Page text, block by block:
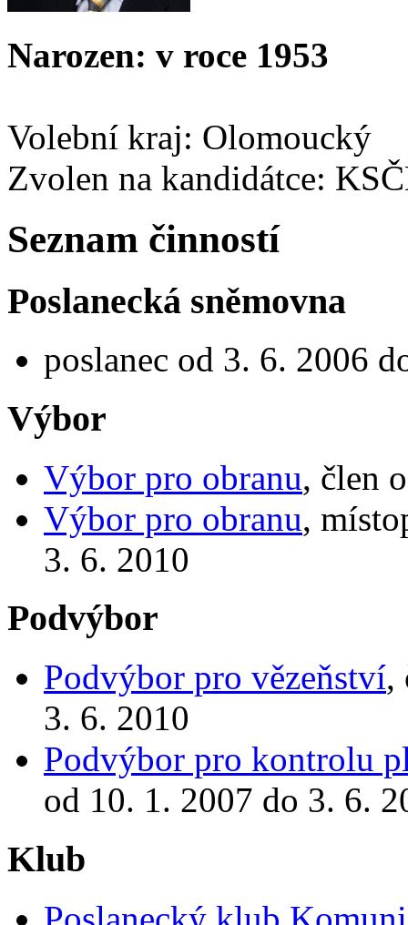
Narozen: v roce 1953
Volební kraj: Olomoucký
Zvolen na kandidátce:
Seznam činností
Poslanecká sněmovna
poslanec od 3. 6. 2006
Výbor
Výbor pro obranu, člen
Výbor pro obranu,
3. 6. 2010
Podvýbor
Podvýbor pro vězeňství,
3. 6. 2010
Podvýbor pro kontrolu
od 10. 1. 2007 do 3. 6.
Klub